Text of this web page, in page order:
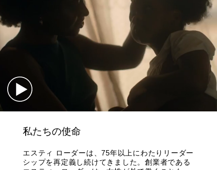
私たちの使命
エスティ ローダーは、75年以上にわたりリーダー
シップを再定義し続けてきました。創業者である